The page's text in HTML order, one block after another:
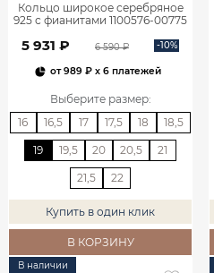
Кольцо широкое серебряное
925 с фианитами 1100576-00775
5 931 ₽ 6 590 ₽ -10%
от989 ₽ x 6 платежей
Выберите размер:
16
16,5 17 17,5 18 18,5
19 19,5 20 20,5 21
21,5 22
Купить в один клик
В КОРЗИНУ
В наличии